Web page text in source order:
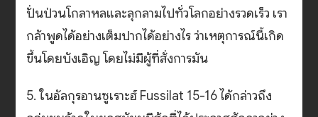
ปั่นป่วนโกลาหลและลุกลามไปทั่วโลกอย่างรวดเร็ว เรา
กล้าพูดได้อย่างเต็มปากได้อย่างไร ว่าเหตุการณ์นี้เกิด
ขึ้นโดยบังเอิญ โดยไม่มีผู้ที่สั่งการมัน
5. ในอัลกุรอานซูเราะฮ์ Fussilat 15-16 ได้กล่าวถึง